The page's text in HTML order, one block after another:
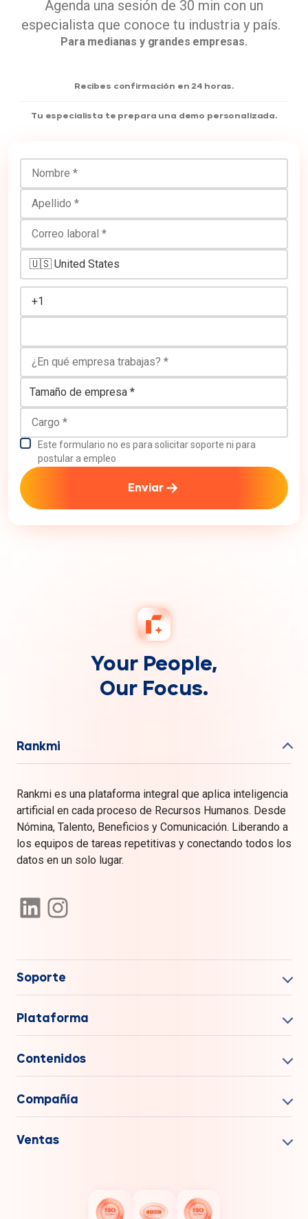
Agenda una sesión de 30 min con un
especialista que conoce tu industria y país.
Para medianas y grandes empresas.
Recibes confirmación en 24 horas.
Tu especialista te prepara una demo personalizada.
Nombre
Apellido
Correo laboral
Número de teléfono
¿En qué empresa trabajas?
Tamaño de empresa
Cargo
Este formulario no es para solicitar soporte ni para
postular a empleo
Enviar
Your People,
Our Focus.
Rankmi
Rankmi es una plataforma integral que aplica inteligencia
artificial en cada proceso de Recursos Humanos. Desde
Nómina, Talento, Beneficios y Comunicación. Liberando a
los equipos de tareas repetitivas y conectando todos los
datos en un solo lugar.
Soporte
Plataforma
Contenidos
Compañía
Ventas